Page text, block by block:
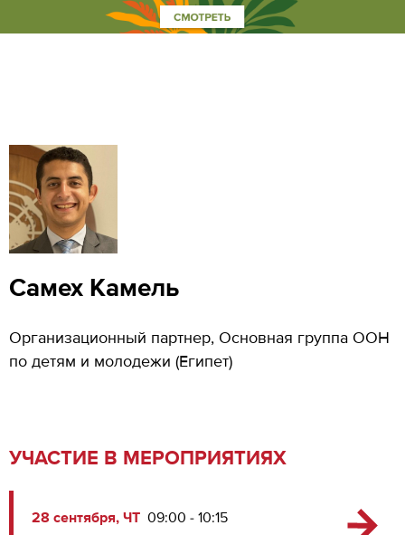
Самех Камель
Организационный партнер, Основная группа ООН
по детям и молодежи (Египет)
УЧАСТИЕ В МЕРОПРИЯТИЯХ
28 сентября, ЧТ 09:00 - 10:15